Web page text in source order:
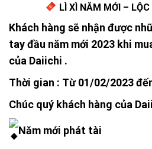
LÌ XÌ NĂM MỚI –
Khách hàng sẽ nhận được
tay đầu năm mới 2023 khi
của Daiichi .
Thời gian : Từ 01/02/2023
Chúc quý khách hàng của
Năm mới phát tài